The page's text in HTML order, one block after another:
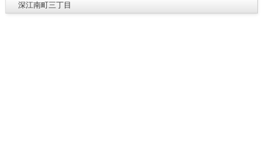
深江南町三丁目